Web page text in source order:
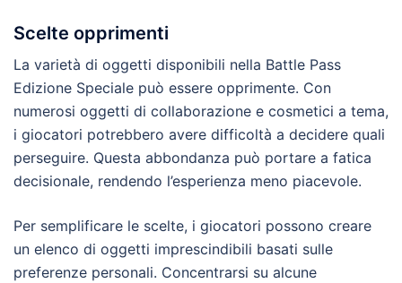
Scelte opprimenti
La varietà di oggetti disponibili nella Battle Pass
Edizione Speciale può essere opprimente. Con
numerosi oggetti di collaborazione e cosmetici a tema,
i giocatori potrebbero avere difficoltà a decidere quali
perseguire. Questa abbondanza può portare a fatica
decisionale, rendendo l’esperienza meno piacevole.
Per semplificare le scelte, i giocatori possono creare
un elenco di oggetti imprescindibili basati sulle
preferenze personali. Concentrarsi su alcune